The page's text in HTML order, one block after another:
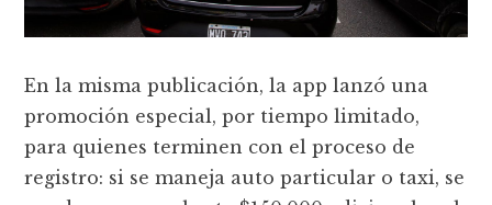
En la misma publicación, la app lanzó una
promoción especial, por tiempo limitado,
para quienes terminen con el proceso de
registro: si se maneja auto particular o taxi, se